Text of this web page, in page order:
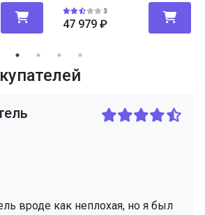
3
47 979 ₽
вроде как неплохая, но я был